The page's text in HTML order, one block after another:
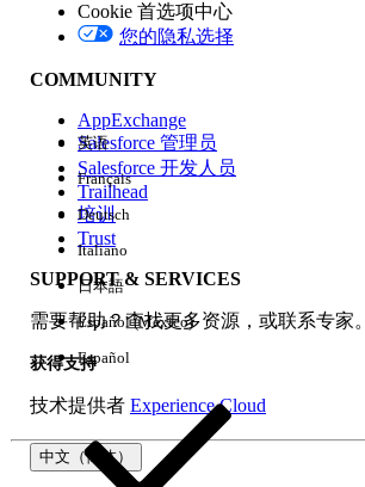
版本
体验
Cookie 首选项中心
您的隐私选择
COMMUNITY
AppExchange
Salesforce 管理员
Salesforce 开发人员
Trailhead
培训
Trust
SUPPORT & SERVICES
需要帮助？查找更多资源，或联系专家。
获得支持
技术提供者 Experience Cloud
中文（简体）
英语
Français
Deutsch
Italiano
日本語
Español (México)
Español